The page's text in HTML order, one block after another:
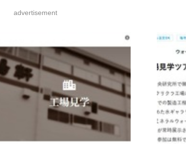
advertisement